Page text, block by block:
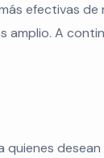
efectivas de
amplio. A
quienes